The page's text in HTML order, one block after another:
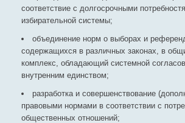
соответствие с долгосрочными
избирательной системы;
объединение норм о выборах и
содержащихся в различных законах, в
комплекс, обладающий системной
внутренним единством;
разработка и совершенствование
правовыми нормами в соответствии с
общественных отношений;